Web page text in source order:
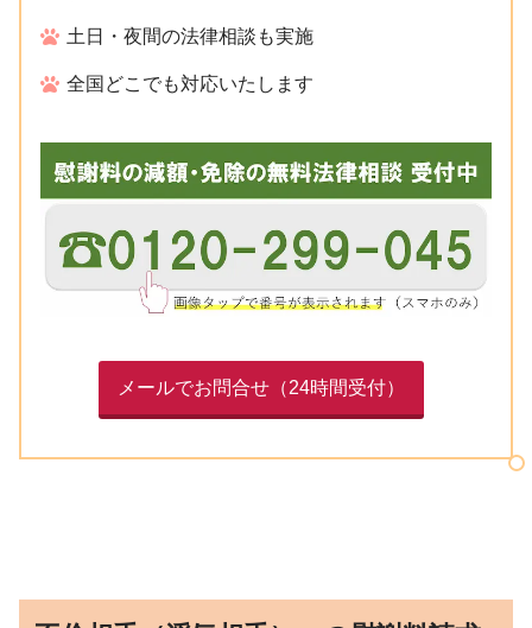
土日・夜間の法律相談も実施
全国どこでも対応いたします
メールでお問合せ（24時間受付）